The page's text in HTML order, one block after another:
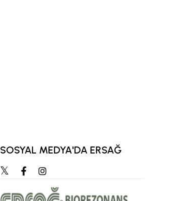
“Zihnimizde en çok
hedef, zamanla
SOSYAL MEDYA'DA ERSAĞ